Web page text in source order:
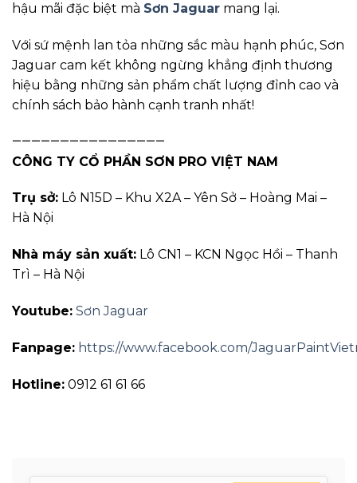
hậu mãi đặc biệt mà Sơn Jaguar mang lại.
Với sứ mệnh lan tỏa những sắc màu hạnh phúc, Sơn
Jaguar cam kết không ngừng khẳng định thương
hiệu bằng những sản phẩm chất lượng đỉnh cao và
chính sách bảo hành cạnh tranh nhất!
————————————————
CÔNG TY CỔ PHẦN SƠN PRO VIỆT NAM
Trụ sở: Lô N15D – Khu X2A – Yên Sở – Hoàng Mai –
Hà Nội
Nhà máy sản xuất: Lô CN1 – KCN Ngọc Hồi – Thanh
Trì – Hà Nội
Youtube: Sơn Jaguar
Fanpage: https://www.facebook.com/
Hotline: 0912 61 61 66